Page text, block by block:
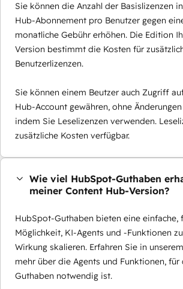
Sie können die Anzahl der Basislizenzen
Hub-Abonnement pro Benutzer gegen
monatliche Gebühr erhöhen. Die Edition
Version bestimmt die Kosten für
Benutzerlizenzen.
Sie können einem Beutzer auch Zugriff
Hub-Account gewähren, ohne
indem Sie Leselizenzen verwenden.
zusätzliche Kosten verfügbar.
Wie viel HubSpot-Guthaben
meiner Content Hub-Version?
HubSpot-Guthaben bieten eine einfache,
Möglichkeit, KI-Agents und -Funktionen
Wirkung skalieren. Erfahren Sie in unserem
mehr über die Agents und Funktionen,
Guthaben notwendig ist.